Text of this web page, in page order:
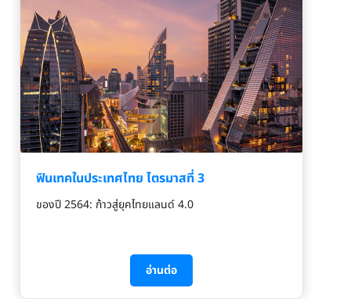
ฟินเทคในประเทศไทย ไตรมาสที่ 3
ของปี 2564: ก้าวสู่ยุคไทยแลนด์ 4.0
อ่านต่อ